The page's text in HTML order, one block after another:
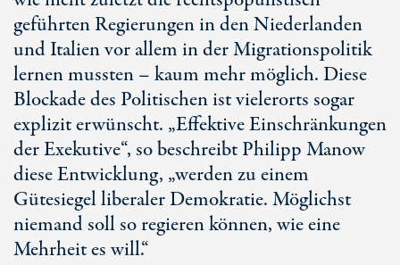
geführten Regierungen in den Niederlanden
und Italien vor allem in der Migrationspolitik
lernen mussten – kaum mehr möglich. Diese
Blockade des Politischen ist vielerorts sogar
explizit erwünscht. „Effektive Einschränkungen
der Exekutive“, so beschreibt Philipp Manow
diese Entwicklung, „werden zu einem
Gütesiegel liberaler Demokratie. Möglichst
niemand soll so regieren können, wie eine
Mehrheit es will.“